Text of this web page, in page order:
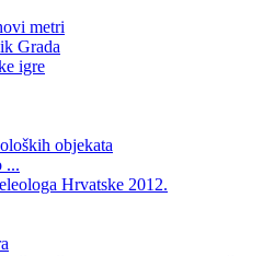
metri
Grada
igre
objekata
...
Hrvatske 2012.